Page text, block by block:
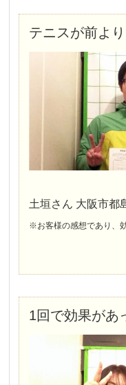
テニスが前よ
土垣さん 大阪市
※お客様の感想であり、
1回で効果があ